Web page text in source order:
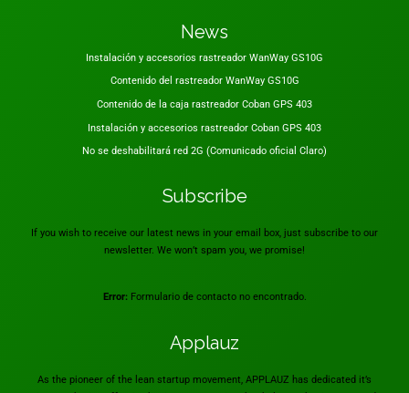
News
Instalación y accesorios rastreador WanWay GS10G
Contenido del rastreador WanWay GS10G
Contenido de la caja rastreador Coban GPS 403
Instalación y accesorios rastreador Coban GPS 403
No se deshabilitará red 2G (Comunicado oficial Claro)
Subscribe
If you wish to receive our latest news in your email box, just subscribe to our
newsletter. We won’t spam you, we promise!
Error:Formulario de contacto no encontrado.
Applauz
As the pioneer of the lean startup movement, APPLAUZ has dedicated it’s